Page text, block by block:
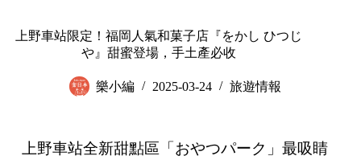
上野車站限定！福岡人氣和菓子店『をかし ひつじ
や』甜蜜登場，手土產必收
樂小編 2025-03-24 旅遊情報
上野車站全新甜點區「おやつパーク」最吸睛